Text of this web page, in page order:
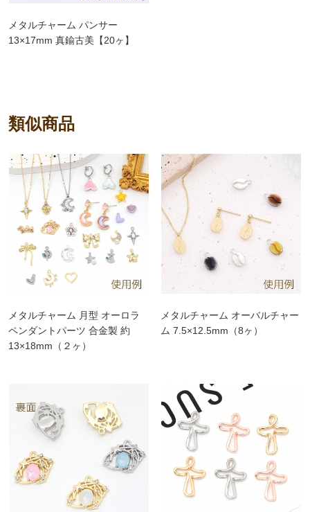
メタルチャーム パンサー
13×17mm 真鍮古美【20ヶ】
類似商品
メタルチャーム 月型 オーロラ
ペンダントパーツ 合金製 約
13×18mm（２ヶ）
メタルチャーム オーバルチャー
ム 7.5×12.5mm（8ヶ）